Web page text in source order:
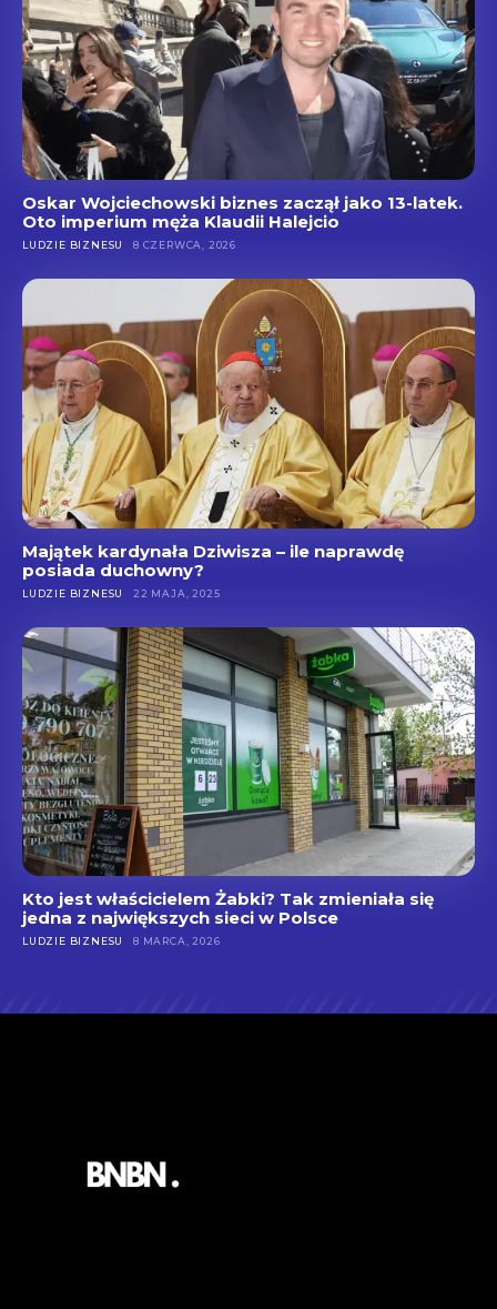
Oskar Wojciechowski biznes zaczął jako 13-latek.
Oto imperium męża Klaudii Halejcio
LUDZIE BIZNESU 8 CZERWCA, 2026
Majątek kardynała Dziwisza – ile naprawdę
posiada duchowny?
LUDZIE BIZNESU 22 MAJA, 2025
Kto jest właścicielem Żabki? Tak zmieniała się
jedna z największych sieci w Polsce
LUDZIE BIZNESU 8 MARCA, 2026